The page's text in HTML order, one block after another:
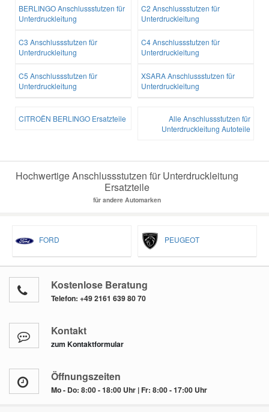
BERLINGO Anschlussstutzen für
Unterdruckleitung
C2 Anschlussstutzen für
Unterdruckleitung
C3 Anschlussstutzen für
Unterdruckleitung
C4 Anschlussstutzen für
Unterdruckleitung
C5 Anschlussstutzen für
Unterdruckleitung
XSARA Anschlussstutzen für
Unterdruckleitung
CITROËN BERLINGO Ersatzteile
Alle Anschlussstutzen für
Unterdruckleitung Autoteile
Hochwertige Anschlussstutzen für Unterdruckleitung
Ersatzteile
für andere Automarken
FORD PEUGEOT
Kostenlose Beratung
Telefon: +49 2161 639 80 70
Kontakt
zum Kontaktformular
Öffnungszeiten
Mo - Do: 8:00 - 18:00 Uhr | Fr: 8:00 - 17:00 Uhr